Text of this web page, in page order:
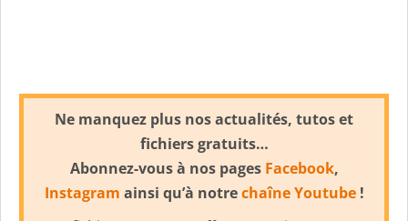
Ne manquez plus nos actualités, tutos et
fichiers gratuits…
Abonnez-vous à nos pages Facebook,
Instagram ainsi qu’à notrechaîne Youtube!